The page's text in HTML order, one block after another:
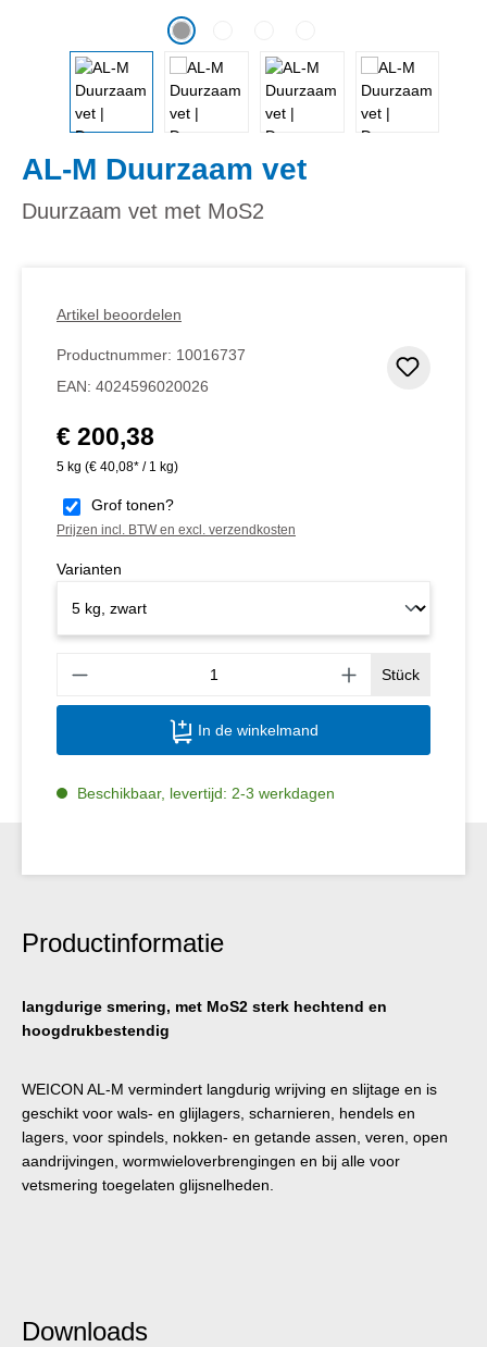
AL-M Duurzaam vet
Duurzaam vet met MoS2
Artikel beoordelen
Productnummer: 10016737
EAN: 4024596020026
Normale prijs:
€ 200,38
5 kg (€ 40,08* / 1 kg)
Grof tonen?
Prijzen incl. BTW en excl. verzendkosten
Varianten
Stück
In de winkelmand
Beschikbaar, levertijd: 2-3 werkdagen
Productinformatie
langdurige smering, met MoS2 sterk hechtend en
hoogdrukbestendig
WEICON AL-M vermindert langdurig wrijving en slijtage en is
geschikt voor wals- en glijlagers, scharnieren, hendels en
lagers, voor spindels, nokken- en getande assen, veren, open
aandrijvingen, wormwieloverbrengingen en bij alle voor
vetsmering toegelaten glijsnelheden.
Downloads